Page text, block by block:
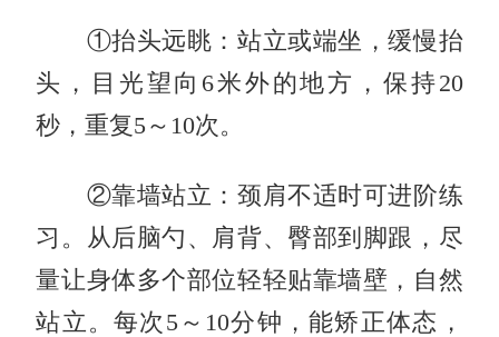
①抬头远眺：站立或端坐，缓慢抬
头，目光望向6米外的地方，保持20
秒，重复5～10次。
②靠墙站立：颈肩不适时可进阶练
习。从后脑勺、肩背、臀部到脚跟，尽
量让身体多个部位轻轻贴靠墙壁，自然
站立。每次5～10分钟，能矫正体态，